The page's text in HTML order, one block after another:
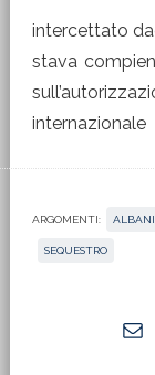
intercettato
stava
internazionale
ARGOMENTI:
SEQUESTRO